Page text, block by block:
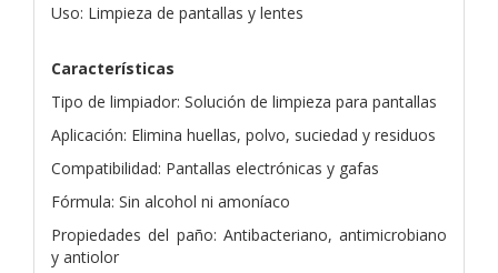
Uso: Limpieza de pantallas y lentes
Características
Tipo de limpiador: Solución de limpieza para pantallas
Aplicación: Elimina huellas, polvo, suciedad y residuos
Compatibilidad: Pantallas electrónicas y gafas
Fórmula: Sin alcohol ni amoníaco
Propiedades del paño: Antibacteriano, antimicrobiano
y antiolor